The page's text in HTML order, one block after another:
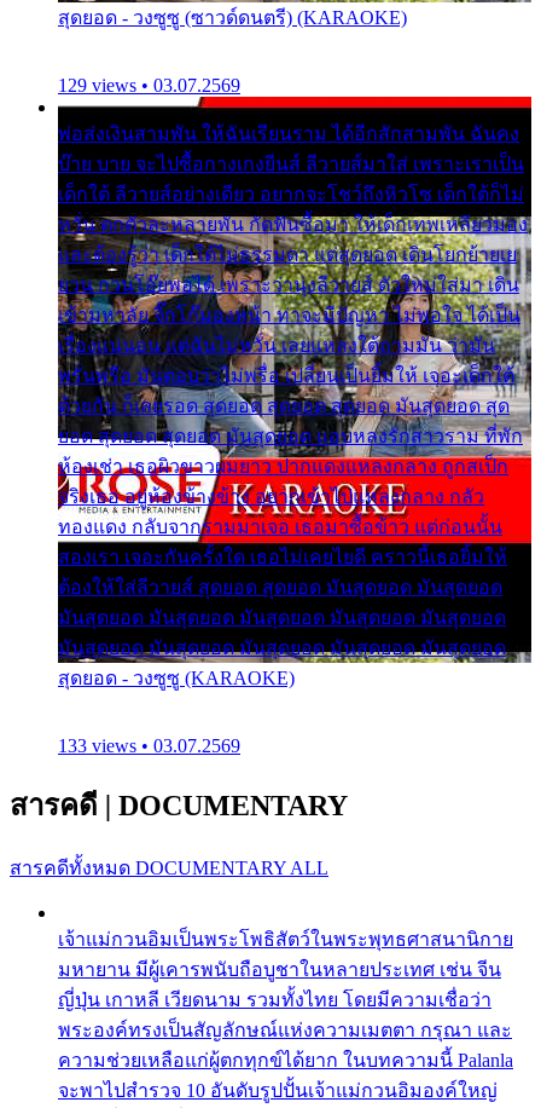
สุดยอด - วงซูซู (ซาวด์ดนตรี) (KARAOKE)
129 views • 03.07.2569
พ่อส่งเงินสามพัน ให้ฉันเรียนราม ได้อีกสักสามพัน ฉันคง
บ๊าย บาย จะไปซื้อกางเกงยีนส์ ลีวายส์มาใส่ เพราะเราเป็น
เด็กใต้ ลีวายส์อย่างเดียว อยากจะโชว์ถึงหิวโซ เด็กใต้ก็ไม่
หวั่น ตกตัวละหลายพัน กัดฟันซื้อมา ให้เด็กเทพเหลียวมอง
และต้องรู้ว่า เด็กใต้ไม่ธรรมดา แต่สุดยอด เดินโยกย้ายเย
ยวน กวนโอ๊ยพอได้ เพราะว่านุ่งลีวายส์ ตัวใหม่ใส่มา เดิน
เข้ามหาลัย จิ๊กโก๊มองหน้า ท่าจะมีปัญหา ไม่พอใจ ได้เป็น
เรื่องแน่นอน แต่ฉันไม่หวั่น เลยแหลงใต้ถามมัน ว่ามัน
พรั่นพรือ มันตอบว่าไม่พรื่อ เปลี่ยนเป็นยิ้มให้ เจอะเด็กใต้
ด้วยกัน ก็เลยรอด สุดยอด สุดยอด สุดยอด มันสุดยอด สุด
ยอด สุดยอด สุดยอด มันสุดยอด แอบหลงรักสาวราม ที่พัก
ห้องเช่า เธอผิวขาวผมยาว ปากแดงแหลงกลาง ถูกสเป็ก
จริงเธอ อยู่ห้องข้างข้าง อยากเข้าไปแหลงกลาง กลัว
ทองแดง กลับจากรามมาเจอ เธอมาซื้อข้าว แต่ก่อนนั้น
สองเรา เจอะกันครั้งใด เธอไม่เคยไยดี คราวนี้เธอยิ้มให้
ต้องให้ใส่ลีวายส์ สุดยอด สุดยอด มันสุดยอด มันสุดยอด
มันสุดยอด มันสุดยอด มันสุดยอด มันสุดยอด มันสุดยอด
มันสุดยอด มันสุดยอด มันสุดยอด มันสุดยอด มันสุดยอด
สุดยอด - วงซูซู (KARAOKE)
133 views • 03.07.2569
สารคดี | DOCUMENTARY
สารคดีทั้งหมด DOCUMENTARY ALL
เจ้าแม่กวนอิมเป็นพระโพธิสัตว์ในพระพุทธศาสนานิกาย
มหายาน มีผู้เคารพนับถือบูชาในหลายประเทศ เช่น จีน
ญี่ปุ่น เกาหลี เวียดนาม รวมทั้งไทย โดยมีความเชื่อว่า
พระองค์ทรงเป็นสัญลักษณ์แห่งความเมตตา กรุณา และ
ความช่วยเหลือแก่ผู้ตกทุกข์ได้ยาก ในบทความนี้ Palanla
จะพาไปสำรวจ 10 อันดับรูปปั้นเจ้าแม่กวนอิมองค์ใหญ่